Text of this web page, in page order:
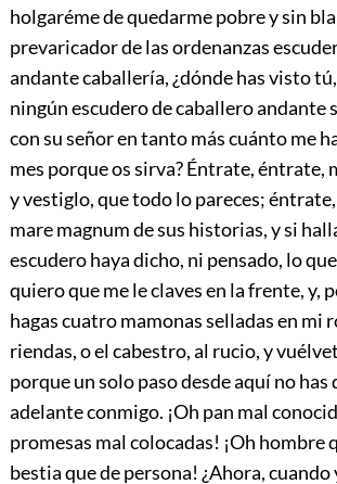
holgaréme de quedarme pobre y sin
prevaricador de las ordenanzas
andante caballería, ¿dónde has visto
ningún escudero de caballero andante
con su señor en tanto más cuánto me
mes porque os sirva? Éntrate, éntrate,
y vestiglo, que todo lo pareces;
mare magnum de sus historias, y si
escudero haya dicho, ni pensado, lo
quiero que me le claves en la frente, y,
hagas cuatro mamonas selladas en mi
riendas, o el cabestro, al rucio, y
porque un solo paso desde aquí no has
adelante conmigo. ¡Oh pan mal
promesas mal colocadas! ¡Oh hombre
bestia que de persona! ¿Ahora, cuando